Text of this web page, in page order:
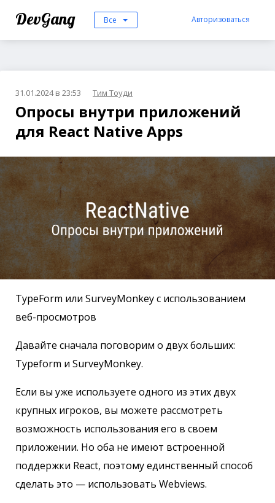
DevGang Все Авторизоваться
31.01.2024 в 23:53 Тим Тоуди
Опросы внутри приложений
для React Native Apps
TypeForm или SurveyMonkey с использованием
веб-просмотров
Давайте сначала поговорим о двух больших:
Typeform и SurveyMonkey.
Если вы уже используете одного из этих двух
крупных игроков, вы можете рассмотреть
возможность использования его в своем
приложении. Но оба не имеют встроенной
поддержки React, поэтому единственный способ
сделать это — использовать Webviews.